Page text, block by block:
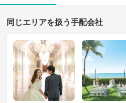
同じエリアを扱う手配会社